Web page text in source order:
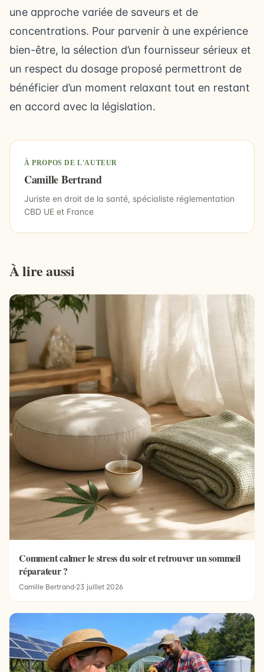
une approche variée de saveurs et de
concentrations. Pour parvenir à une expérience
bien-être, la sélection d’un fournisseur sérieux et
un respect du dosage proposé permettront de
bénéficier d’un moment relaxant tout en restant
en accord avec la législation.
À PROPOS DE L'AUTEUR
Camille Bertrand
Juriste en droit de la santé, spécialiste réglementation
CBD UE et France
À lire aussi
Comment calmer le stress du soir et retrouver un sommeil
réparateur ?
Camille Bertrand·23 juillet 2026